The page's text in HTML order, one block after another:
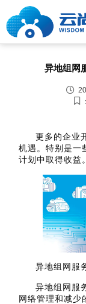
异地组网
更多的企业
机遇。特别是一
计划中取得收益。
异地组网服
异地组网服
网络管理和减少